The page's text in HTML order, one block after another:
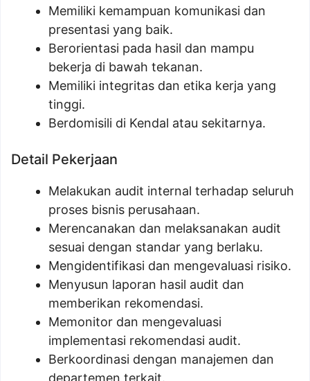
Memiliki kemampuan komunikasi dan
presentasi yang baik.
Berorientasi pada hasil dan mampu
bekerja di bawah tekanan.
Memiliki integritas dan etika kerja yang
tinggi.
Berdomisili di Kendal atau sekitarnya.
Detail Pekerjaan
Melakukan audit internal terhadap seluruh
proses bisnis perusahaan.
Merencanakan dan melaksanakan audit
sesuai dengan standar yang berlaku.
Mengidentifikasi dan mengevaluasi risiko.
Menyusun laporan hasil audit dan
memberikan rekomendasi.
Memonitor dan mengevaluasi
implementasi rekomendasi audit.
Berkoordinasi dengan manajemen dan
departemen terkait.